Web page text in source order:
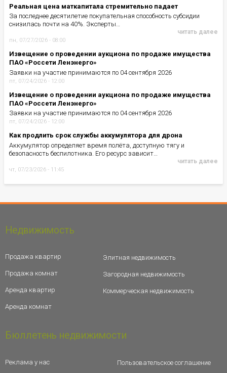
Реальная цена маткапитала стремительно падает
За последнее десятилетие покупательная способность субсидии
снизилась почти на 40%. Эксперты…
читать далее
пн, 07/27/2026 - 08:00
Извещение о проведении аукциона по продаже имущества
ПАО «Россети Ленэнерго»
Заявки на участие принимаются по 04 сентября 2026
пт, 07/24/2026 - 12:00
Извещение о проведении аукциона по продаже имущества
ПАО «Россети Ленэнерго»
Заявки на участие принимаются по 04 сентября 2026
пт, 07/24/2026 - 12:00
Как продлить срок службы аккумулятора для дрона
Аккумулятор определяет время полёта, доступную тягу и
безопасность беспилотника. Его ресурс зависит…
читать далее
чт, 07/23/2026 - 11:45
Недвижимость
Продажа квартир
Продажа комнат
Аренда квартир
Аренда комнат
Элитная недвижимость
Загородная недвижимость
Коммерческая недвижимость
Бюллетень недвижимости
Реклама у нас Пользовательское соглашение